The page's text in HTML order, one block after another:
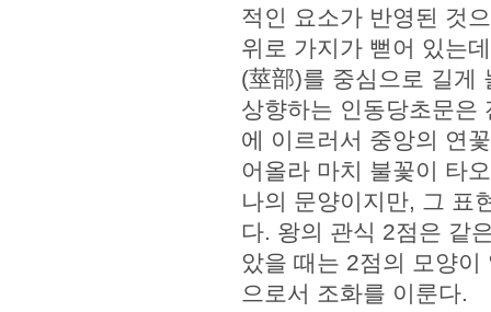
적인 요소가 반영된 것
위로 가지가 뻗어 있는
(莖部)를 중심으로 길게
상향하는 인동당초문은
에 이르러서 중앙의 연
어올라 마치 불꽃이 타
나의 문양이지만, 그 표
다. 왕의 관식 2점은 같
았을 때는 2점의 모양
으로서 조화를 이룬다.